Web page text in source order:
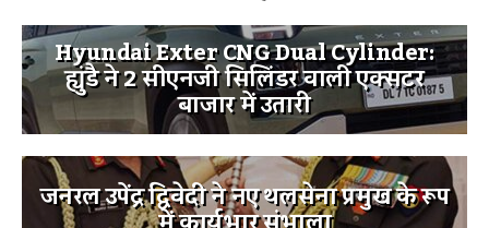
Hyundai Exter CNG Dual Cylinder:
ह्युंडै ने 2 सीएनजी सिलिंडर वाली एक्सटर
बाजार में उतारी
जनरल उपेंद्र द्विवेदी ने नए थलसेना प्रमुख के रूप